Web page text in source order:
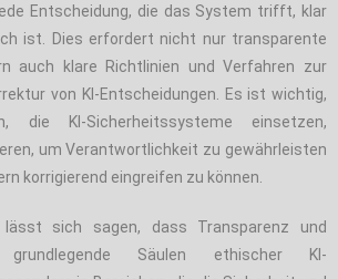
Entscheidung, die das System trifft, klar
ist. Dies erfordert nicht nur transparente
auch klare Richtlinien und Verfahren zur
von KI-Entscheidungen. Es ist wichtig,
die KI-Sicherheitssysteme einsetzen,
um Verantwortlichkeit zu gewährleisten
korrigierend eingreifen zu können.
lässt sich sagen, dass Transparenz und
grundlegende Säulen ethischer KI-